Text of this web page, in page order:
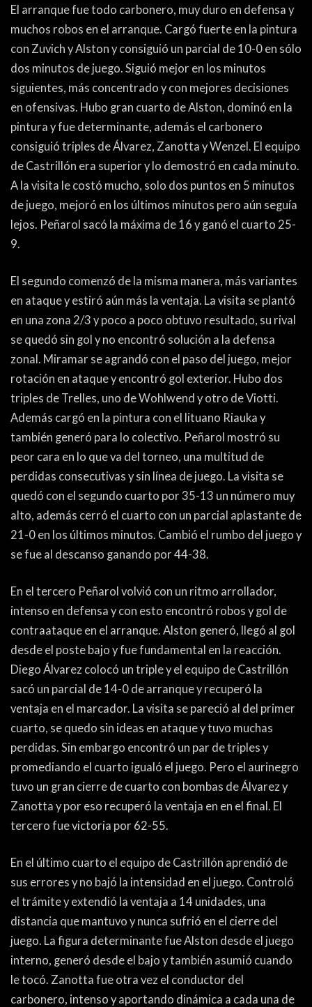
TRIBUNA
PYD RADIO
PEÑAS
ENCUESTAS
EDITORIALES
El arranque fue todo carbonero, muy duro en defensa y
muchos robos en el arranque. Cargó fuerte en la pintura
con Zuvich y Alston y consiguió un parcial de 10-0 en sólo
dos minutos de juego. Siguió mejor en los minutos
siguientes, más concentrado y con mejores decisiones
en ofensivas. Hubo gran cuarto de Alston, dominó en la
pintura y fue determinante, además el carbonero
consiguió triples de Álvarez, Zanotta y Wenzel. El equipo
de Castrillón era superior y lo demostró en cada minuto.
A la visita le costó mucho, solo dos puntos en 5 minutos
de juego, mejoró en los últimos minutos pero aún seguía
lejos. Peñarol sacó la máxima de 16 y ganó el cuarto 25-
9.
El segundo comenzó de la misma manera, más variantes
en ataque y estiró aún más la ventaja. La visita se plantó
en una zona 2/3 y poco a poco obtuvo resultado, su rival
se quedó sin gol y no encontró solución a la defensa
zonal. Miramar se agrandó con el paso del juego, mejor
rotación en ataque y encontró gol exterior. Hubo dos
triples de Trelles, uno de Wohlwend y otro de Viotti.
Además cargó en la pintura con el lituano Riauka y
también generó para lo colectivo. Peñarol mostró su
peor cara en lo que va del torneo, una multitud de
perdidas consecutivas y sin línea de juego. La visita se
quedó con el segundo cuarto por 35-13 un número muy
alto, además cerró el cuarto con un parcial aplastante de
21-0 en los últimos minutos. Cambió el rumbo del juego y
se fue al descanso ganando por 44-38.
En el tercero Peñarol volvió con un ritmo arrollador,
intenso en defensa y con esto encontró robos y gol de
contraataque en el arranque. Alston generó, llegó al gol
desde el poste bajo y fue fundamental en la reacción.
Diego Álvarez colocó un triple y el equipo de Castrillón
sacó un parcial de 14-0 de arranque y recuperó la
ventaja en el marcador. La visita se pareció al del primer
cuarto, se quedo sin ideas en ataque y tuvo muchas
perdidas. Sin embargo encontró un par de triples y
promediando el cuarto igualó el juego. Pero el aurinegro
tuvo un gran cierre de cuarto con bombas de Álvarez y
Zanotta y por eso recuperó la ventaja en en el final. El
tercero fue victoria por 62-55.
En el último cuarto el equipo de Castrillón aprendió de
sus errores y no bajó la intensidad en el juego. Controló
el trámite y extendió la ventaja a 14 unidades, una
distancia que mantuvo y nunca sufrió en el cierre del
juego. La figura determinante fue Alston desde el juego
interno, generó desde el bajo y también asumió cuando
le tocó. Zanotta fue otra vez el conductor del
carbonero, intenso y aportando dinámica a cada una de